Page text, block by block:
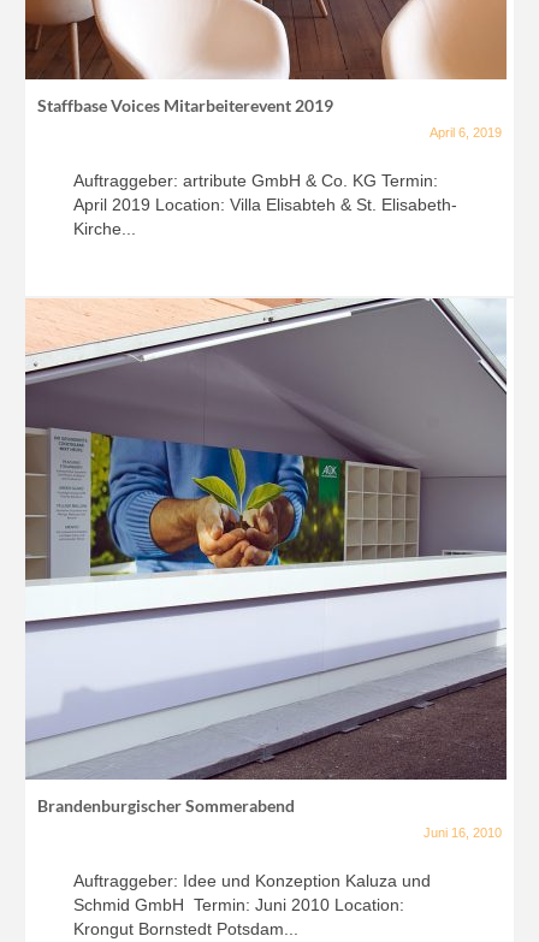
Staffbase Voices Mitarbeiterevent 2019
April 6, 2019
Auftraggeber: artribute GmbH & Co. KG Termin:
April 2019 Location: Villa Elisabteh & St. Elisabeth-
Kirche...
Brandenburgischer Sommerabend
Juni 16, 2010
Auftraggeber: Idee und Konzeption Kaluza und
Schmid GmbH Termin: Juni 2010 Location:
Krongut Bornstedt Potsdam...